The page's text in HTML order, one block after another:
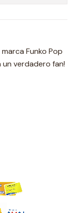
Funko Pop
un verdadero fan!